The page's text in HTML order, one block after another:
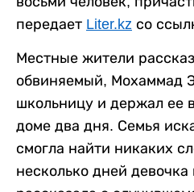
передает Liter.kz со
Местные жители
обвиняемый, Мохаммад
школьницу и держал ее
доме два дня. Семья
смогла найти никаких
несколько дней